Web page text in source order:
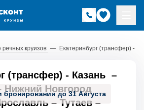
речных круизов — Екатеринбург (трансфер) -
бронировании до 31 Августа
(трансфер) - Казань –
Нижний Новгород
– Тутаев –